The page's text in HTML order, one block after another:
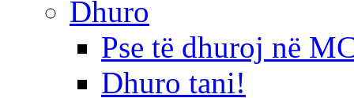
Dhuro
Pse të dhuroj në
Dhuro tani!